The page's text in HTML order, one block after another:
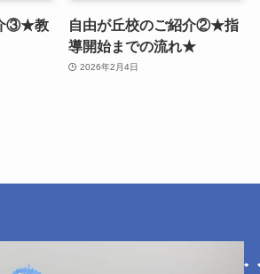
③★教
自由が丘校のご紹介②★指
導開始までの流れ★
2026年2月4日